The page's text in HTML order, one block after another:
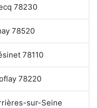
78230
78520
78110
78220
sur-Seine